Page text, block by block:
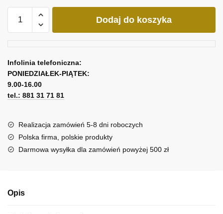
Obraz
lawą
Dodaj do koszyka
Infolinia telefoniczna:
PONIEDZIAŁEK-PIĄTEK:
9.00-16.00
tel.: 881 31 71 81
Realizacja zamówień 5-8 dni roboczych
Polska firma, polskie produkty
Darmowa wysyłka dla zamówień powyżej 500 zł
Opis